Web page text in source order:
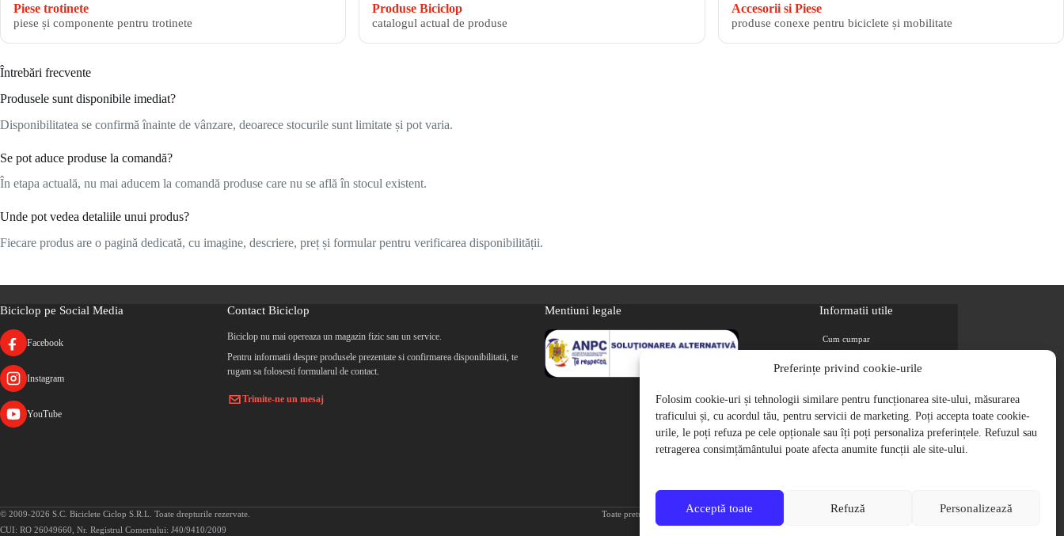
Preferințe privind cookie-urile
Folosim cookie-uri și tehnologii similare pentru funcționarea site-ului, măsurarea
traficului și, cu acordul tău, pentru servicii de marketing. Poți accepta toate cookie-
urile, le poți refuza pe cele opționale sau îți poți personaliza preferințele. Refuzul sau
retragerea consimțământului poate afecta anumite funcții ale site-ului.
Acceptă toate Refuză Personalizează
Piese trotinete
piese și componente pentru trotinete
Produse Biciclop
catalogul actual de produse
Accesorii si Piese
produse conexe pentru biciclete și mobilitate
Întrebări frecvente
Produsele sunt disponibile imediat?
Disponibilitatea se confirmă înainte de vânzare, deoarece stocurile sunt limitate și pot varia.
Se pot aduce produse la comandă?
În etapa actuală, nu mai aducem la comandă produse care nu se află în stocul existent.
Unde pot vedea detaliile unui produs?
Fiecare produs are o pagină dedicată, cu imagine, descriere, preț și formular pentru verificarea disponibilității.
Biciclop pe Social Media
Facebook
Instagram
YouTube
Contact Biciclop
Biciclop nu mai opereaza un magazin fizic sau un service.
Pentru informatii despre produsele prezentate si confirmarea disponibilitatii, te
rugam sa folosesti formularul de contact.
Trimite-ne un mesaj
Mentiuni legale Informatii utile
Cum cumpar
Magazine partenere
Retur
Cariere
Politica de Confidentialitate
© 2009-2026 S.C. Biciclete Ciclop S.R.L. Toate drepturile rezervate.
CUI: RO 26049660, Nr. Registrul Comertului: J40/9410/2009
Toate preturile produselor de pe site contin TVA, in conformitate cu legislatia in vigoare.